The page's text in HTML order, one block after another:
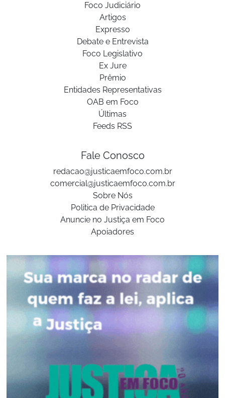
Foco Judiciário
Artigos
Expresso
Debate e Entrevista
Foco Legislativo
Ex Jure
Prêmio
Entidades Representativas
OAB em Foco
Últimas
Feeds RSS
Fale Conosco
redacao@justicaemfoco.com.br
comercial@justicaemfoco.com.br
Sobre Nós
Politica de Privacidade
Anuncie no Justiça em Foco
Apoiadores